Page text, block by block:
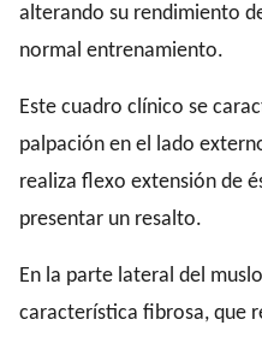
alterando su rendimiento
normal entrenamiento.
Este cuadro clínico se
palpación en el lado
realiza flexo extensión de
presentar un resalto.
En la parte lateral del
característica fibrosa, que